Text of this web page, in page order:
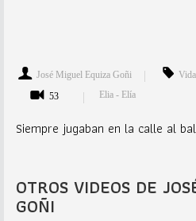
José Miguel Equiza Goñi
53
Elia - Elía
Siempre jugaban en la calle al
OTROS VIDEOS DE
GOÑI